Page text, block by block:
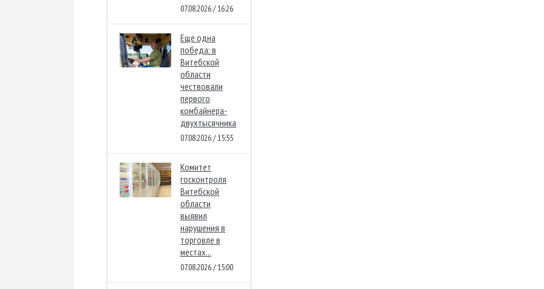
07.08.2026 / 16:26
Еще одна
победа: в
Витебской
области
чествовали
первого
комбайнера-
двухтысячника
07.08.2026 / 15:55
Комитет
госконтроля
Витебской
области
выявил
нарушения в
торговле в
местах...
07.08.2026 / 15:00